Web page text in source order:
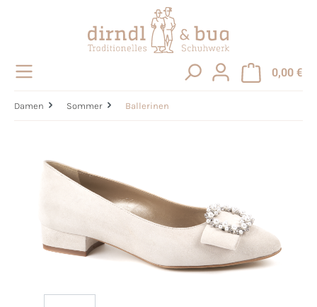
0,00 €
Damen Sommer Ballerinen